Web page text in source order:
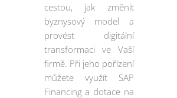
cestou, jak změnit
byznysový model a
provést digitální
transformaci ve Vaší
firmě. Při jeho pořízení
můžete využít SAP
Financing a dotace na